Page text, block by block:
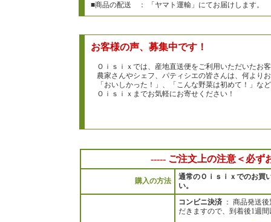
■商品の配送 ： 「ヤマト運輸」にてお届けします。
お客様の声、募集中です！
Ｏｉｓｉｘでは、産地直送便をご利用いただいたお
農家さんやシェフ、パティシエの皆さんは、何より
「おいしかった！」、「こんな野菜は初めて！」な
Ｏｉｓｉｘまでお気軽にお寄せください！
----- ご注文上の注意＜必ず
購入の方法
通常のＯｉｓｉｘでのお買
い。
コンビニ決済 ： 商品発送
だきますので、到着後1週